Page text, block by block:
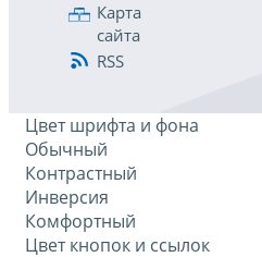
Карта
сайта
RSS
Цвет шрифта и фона
Обычный
Контрастный
Инверсия
Комфортный
Цвет кнопок и ссылок